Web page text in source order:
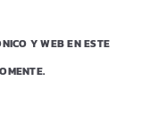
Y WEB EN ESTE